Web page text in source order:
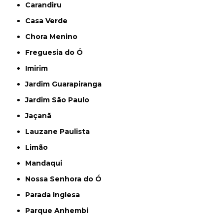
Carandiru
Casa Verde
Chora Menino
Freguesia do Ó
Imirim
Jardim Guarapiranga
Jardim São Paulo
Jaçanã
Lauzane Paulista
Limão
Mandaqui
Nossa Senhora do Ó
Parada Inglesa
Parque Anhembi